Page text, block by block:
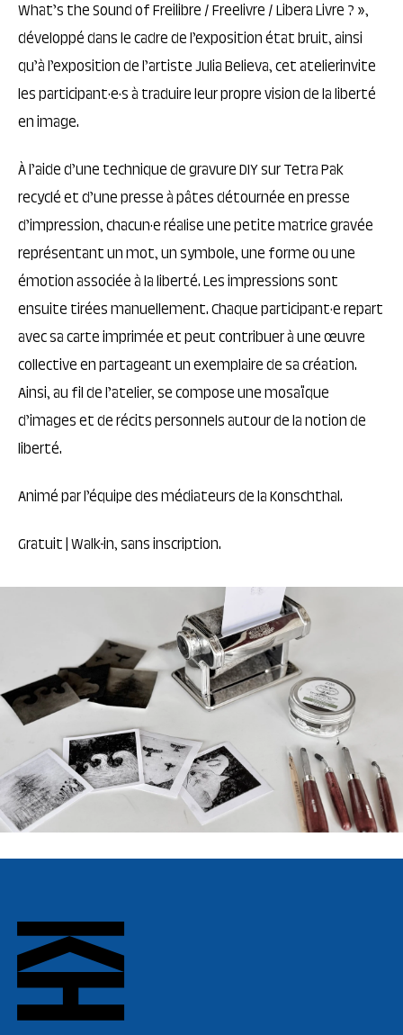
What’s the Sound of Freilibre / Freelivre / Libera Livre ? »,
développé dans le cadre de l’exposition état bruit, ainsi
qu’à l’exposition de l’artiste Julia Believa, cet atelierinvite
les participant·e·s à traduire leur propre vision de la liberté
en image.
À l’aide d’une technique de gravure DIY sur Tetra Pak
recyclé et d’une presse à pâtes détournée en presse
d’impression, chacun·e réalise une petite matrice gravée
représentant un mot, un symbole, une forme ou une
émotion associée à la liberté. Les impressions sont
ensuite tirées manuellement. Chaque participant·e repart
avec sa carte imprimée et peut contribuer à une œuvre
collective en partageant un exemplaire de sa création.
Ainsi, au fil de l’atelier, se compose une mosaïque
d’images et de récits personnels autour de la notion de
liberté.
Animé par l’équipe des médiateurs de la Konschthal.
Gratuit | Walk-in, sans inscription.